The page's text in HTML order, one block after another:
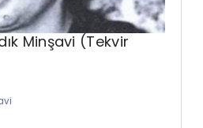
Minşavi (Tekvir